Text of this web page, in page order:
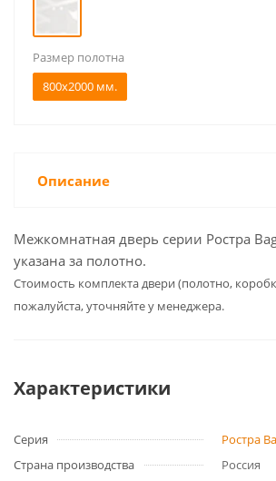
Размер полотна
800x2000 мм.
Описание
Межкомнатная дверь серии Ростра
указана за полотно.
Cтоимость комплекта двери (полотно,
пожалуйста, уточняйте у менеджера.
Характеристики
Серия
Ростра
Страна производства
Россия